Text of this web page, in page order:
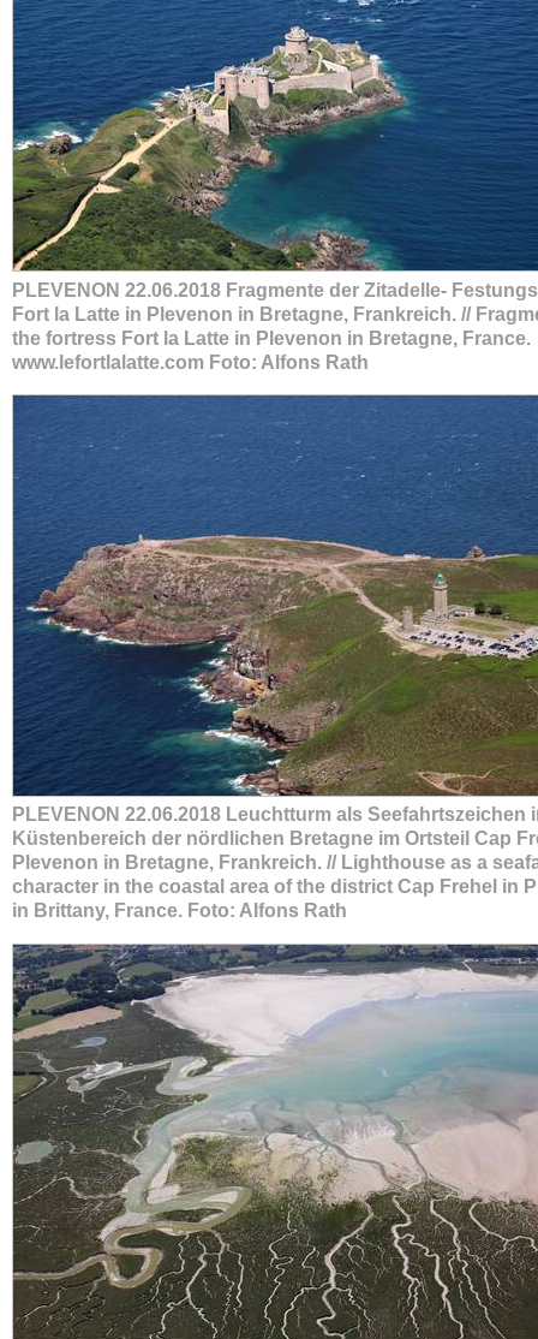
PLEVENON 22.06.2018 Fragmente der Zitadelle-
Fort la Latte in Plevenon in Bretagne, Frankreich. //
the fortress Fort la Latte in Plevenon in Bretagne, France.
www.lefortlalatte.com Foto: Alfons Rath
PLEVENON 22.06.2018 Leuchtturm als Seefahrtszeichen
Küstenbereich der nördlichen Bretagne im Ortsteil Cap
Plevenon in Bretagne, Frankreich. // Lighthouse as a
character in the coastal area of the district Cap Frehel in
in Brittany, France. Foto: Alfons Rath